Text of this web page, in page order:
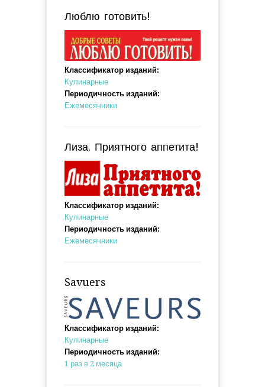
Люблю готовить!
Классификатор изданий:
Кулинарные
Периодичность изданий:
Ежемесячники
Лиза. Приятного аппетита!
Классификатор изданий:
Кулинарные
Периодичность изданий:
Ежемесячники
Savuers
Классификатор изданий:
Кулинарные
Периодичность изданий:
1 раз в 2 месяца